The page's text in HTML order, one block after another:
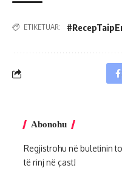
ETIKETUAR:
Abonohu
Regjistrohu në buletinin
të rinj në çast!